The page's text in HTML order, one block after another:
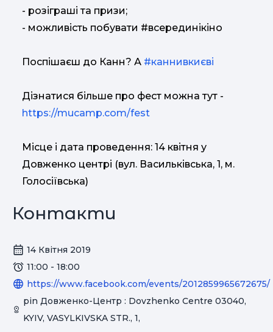
- розіграші та призи;
- можливість побувати #всерединікіно
Поспішаєш до Канн? А #каннивкиєві
Дізнатися більше про фест можна тут -
https://mucamp.com/fest
Місце і дата проведення: 14 квітня у
Довженко центрі (вул. Васильківська, 1, м.
Голосіївська)
Контакти
14 Квітня 2019
11:00 - 18:00
https://www.facebook.com/events/2012859965672675/
pin Довженко-Центр : Dovzhenko Centre 03040,
KYIV, VASYLKIVSKA STR., 1,